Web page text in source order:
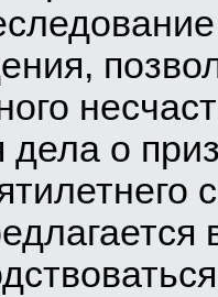
дела о